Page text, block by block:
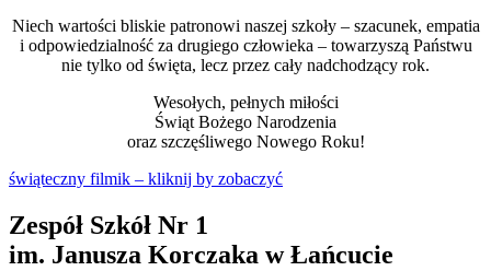
Niech wartości bliskie patronowi naszej szkoły – szacunek, empatia
i odpowiedzialność za drugiego człowieka – towarzyszą Państwu
nie tylko od święta, lecz przez cały nadchodzący rok.
Wesołych, pełnych miłości
Świąt Bożego Narodzenia
oraz szczęśliwego Nowego Roku!
świąteczny filmik – kliknij by zobaczyć
Zespół Szkół Nr 1
im. Janusza Korczaka w Łańcucie